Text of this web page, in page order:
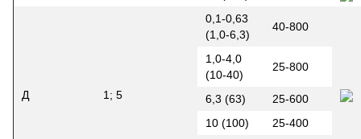
Д 1; 5
0,1-0,63
(1,0-6,3)
40-800
1,0-4,0
(10-40)
25-800
6,3 (63)
25-600
10 (100)
25-400